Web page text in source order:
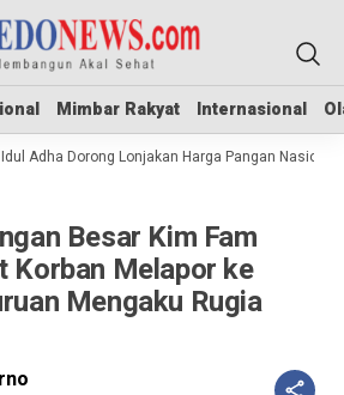
Mimbar Rakyat Internasional
Mimbar Rakyat Internasional
Adha Dorong Lonjakan Harga Pangan Nasional
Besar Kim Fam
Korban Melapor ke
Mengaku Rugia